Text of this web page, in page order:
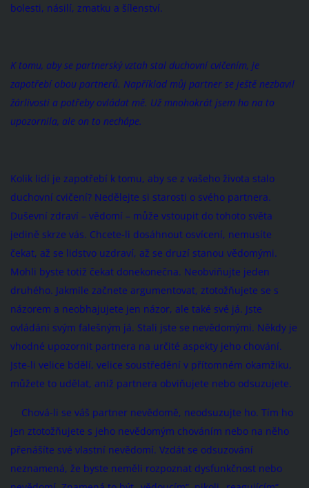
bolesti, násilí, zmatku a šílenství.
K tomu, aby se partnerský vztah stal duchovní cvičením, je
zapotřebí obou partnerů. Například můj partner se ještě nezbavil
žárlivosti a potřeby ovládat mě. Už mnohokrát jsem ho na to
upozornila, ale on to nechápe.
Kolik lidí je zapotřebí k tomu, aby se z vašeho života stalo
duchovní cvičení? Nedělejte si starosti o svého partnera.
Duševní zdraví – vědomí – může vstoupit do tohoto světa
jedině skrze vás. Chcete-li dosáhnout osvícení, nemusíte
čekat, až se lidstvo uzdraví, až se druzí stanou vědomými.
Mohli byste totiž čekat donekonečna. Neobviňujte jeden
druhého. Jakmile začnete argumentovat, ztotožňujete se s
názorem a neobhajujete jen názor, ale také své já. Jste
ovládáni svým falešným já. Stali jste se nevědomými. Někdy je
vhodné upozornit partnera na určité aspekty jeho chování.
Jste-li velice bdělí, velice soustředění v přítomném okamžiku,
můžete to udělat, aniž partnera obviňujete nebo odsuzujete.
Chová-li se váš partner nevědomě, neodsuzujte ho. Tím ho
jen ztotožňujete s jeho nevědomým chováním nebo na něho
přenášíte své vlastní nevědomí. Vzdát se odsuzování
neznamená, že byste neměli rozpoznat dysfunkčnost nebo